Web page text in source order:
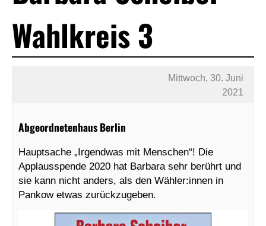
Wahlkreis 3
Mittwoch, 30. Juni
2021
Abgeordnetenhaus Berlin
Hauptsache „Irgendwas mit Menschen“! Die
Applausspende 2020 hat Barbara sehr berührt und
sie kann nicht anders, als den Wähler:innen in
Pankow etwas zurückzugeben.